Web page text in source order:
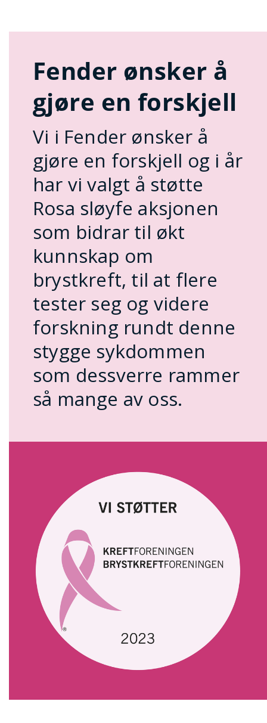
Fender ønsker å
gjøre en forskjell
Vi i Fender ønsker å
gjøre en forskjell og i år
har vi valgt å støtte
Rosa sløyfe aksjonen
som bidrar til økt
kunnskap om
brystkreft, til at flere
tester seg og videre
forskning rundt denne
stygge sykdommen
som dessverre rammer
så mange av oss.